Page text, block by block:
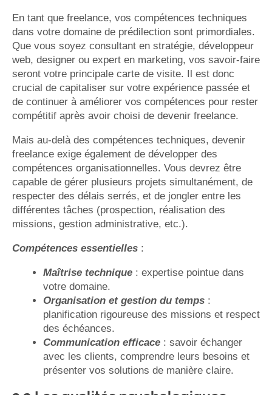
En tant que freelance, vos compétences techniques
dans votre domaine de prédilection sont primordiales.
Que vous soyez consultant en stratégie, développeur
web, designer ou expert en marketing, vos savoir-faire
seront votre principale carte de visite. Il est donc
crucial de capitaliser sur votre expérience passée et
de continuer à améliorer vos compétences pour rester
compétitif après avoir choisi de devenir freelance.
Mais au-delà des compétences techniques, devenir
freelance exige également de développer des
compétences organisationnelles. Vous devrez être
capable de gérer plusieurs projets simultanément, de
respecter des délais serrés, et de jongler entre les
différentes tâches (prospection, réalisation des
missions, gestion administrative, etc.).
Compétences essentielles :
Maîtrise technique : expertise pointue dans
votre domaine.
Organisation et gestion du temps :
planification rigoureuse des missions et respect
des échéances.
Communication efficace : savoir échanger
avec les clients, comprendre leurs besoins et
présenter vos solutions de manière claire.